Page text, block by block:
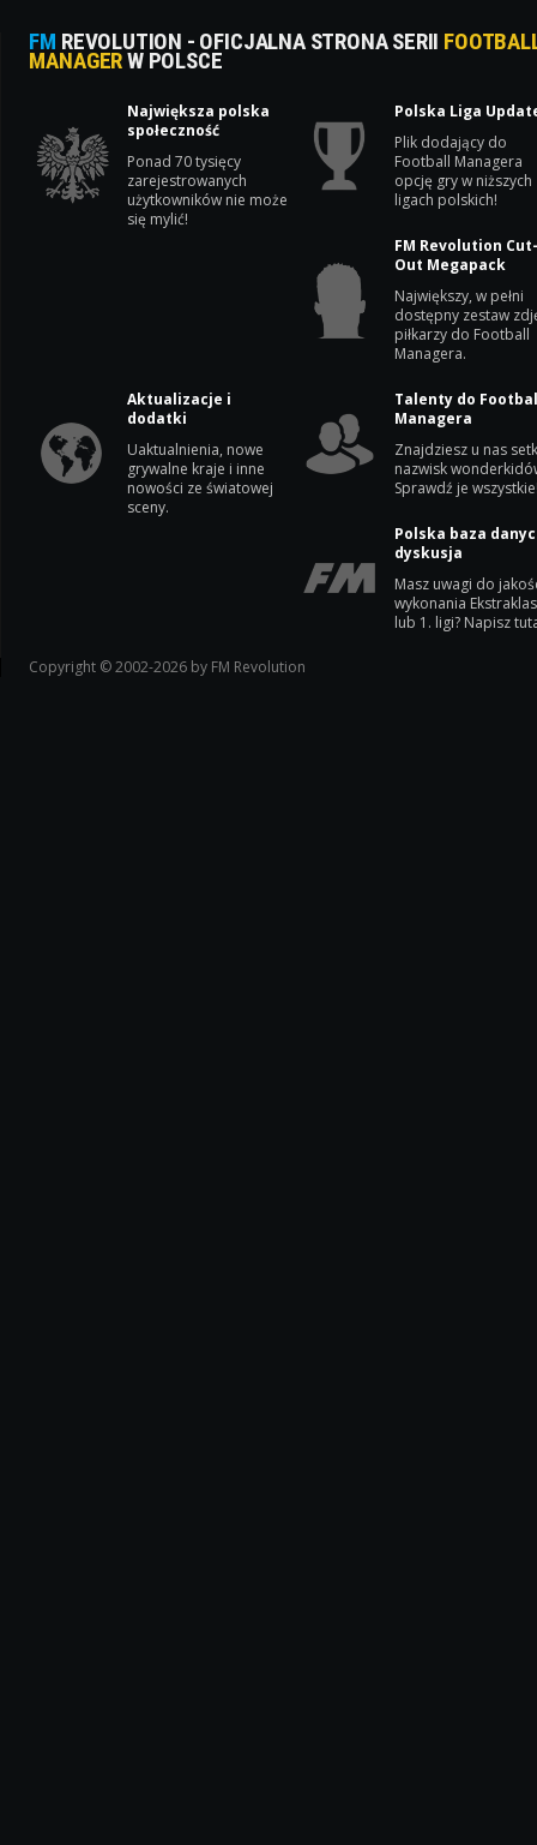
FM REVOLUTION - OFICJALNA STRONA SERII
MANAGERW POLSCE
Największa polska
społeczność
Ponad 70 tysięcy
zarejestrowanych
użytkowników nie może
się mylić!
Polska Liga
Plik dodający do
Football Managera
opcję gry w niższych
ligach polskich!
FM Revolution
Out Megapack
Największy, w pełni
dostępny zestaw
piłkarzy do Football
Managera.
Aktualizacje i
dodatki
Uaktualnienia, nowe
grywalne kraje i inne
nowości ze światowej
sceny.
Talenty do
Managera
Znajdziesz u nas
nazwisk
Sprawdź je
Polska baza
dyskusja
Masz uwagi do
wykonania
lub 1. ligi? Napisz
Copyright © 2002-2026 by FM Revolution